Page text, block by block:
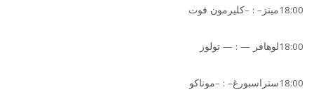
18:00ميتز– : –كليرمون فوت
18:00لوهافر — : — تولوز
18:00ستراسبورغ– : –موناكو